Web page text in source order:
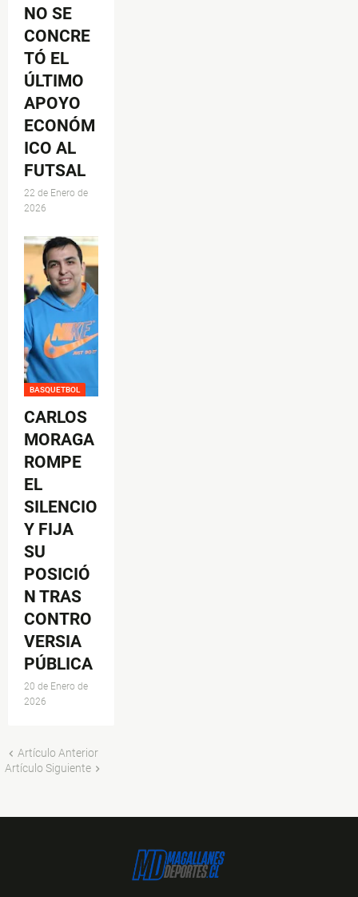
NO SE
CONCRE
TÓ EL
ÚLTIMO
APOYO
ECONÓM
ICO AL
FUTSAL
22 de Enero de
2026
BASQUETBOL
CARLOS
MORAGA
ROMPE
EL
SILENCIO
Y FIJA
SU
POSICIÓ
N TRAS
CONTRO
VERSIA
PÚBLICA
20 de Enero de
2026
Artículo Anterior
Artículo Siguiente